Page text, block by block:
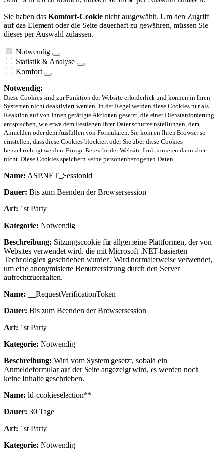
Sie haben das Komfort-Cookie nicht ausgewählt. Um den Zugriff
auf das Element oder die Seite dauerhaft zu gewähren, müssen Sie
dieses per Auswahl zulassen.
Notwendig
Statistik & Analyse
Komfort
Notwendig:
Diese Cookies sind zur Funktion der Website erforderlich und können in Ihren
Systemen nicht deaktiviert werden. In der Regel werden diese Cookies nur als
Reaktion auf von Ihnen getätigte Aktionen gesetzt, die einer Dienstanforderung
entsprechen, wie etwa dem Festlegen Ihrer Datenschutzeinstellungen, dem
Anmelden oder dem Ausfüllen von Formularen. Sie können Ihren Browser so
einstellen, dass diese Cookies blockiert oder Sie über diese Cookies
benachrichtigt werden. Einige Bereiche der Website funktionieren dann aber
nicht. Diese Cookies speichern keine personenbezogenen Daten.
Name: ASP.NET_SessionId
Dauer: Bis zum Beenden der Browsersession
Art: 1st Party
Kategorie: Notwendig
Beschreibung: Sitzungscookie für allgemeine Plattformen, der von
Websites verwendet wird, die mit Microsoft .NET-basierten
Technologien geschrieben wurden. Wird normalerweise verwendet,
um eine anonymisierte Benutzersitzung durch den Server
aufrechtzuerhalten.
Name: __RequestVerificationToken
Dauer: Bis zum Beenden der Browsersession
Art: 1st Party
Kategorie: Notwendig
Beschreibung: Wird vom System gesetzt, sobald ein
Anmeldeformular auf der Seite angezeigt wird, es werden noch
keine Inhalte geschrieben.
Name: ld-cookieselection**
Dauer: 30 Tage
Art: 1st Party
Kategorie: Notwendig